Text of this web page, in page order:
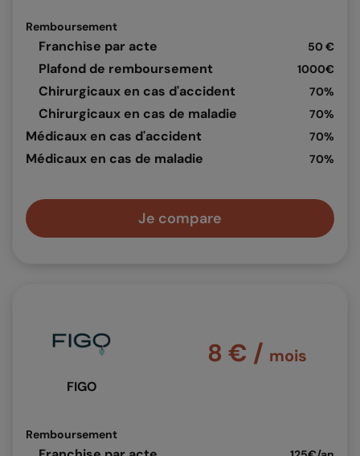
Remboursement
Franchise par acte 50 €
Plafond de remboursement 1000€
Chirurgicaux en cas d'accident 70%
Chirurgicaux en cas de maladie 70%
Médicaux en cas d'accident 70%
Médicaux en cas de maladie 70%
Je compare
FIGO
Remboursement
8 € / mois